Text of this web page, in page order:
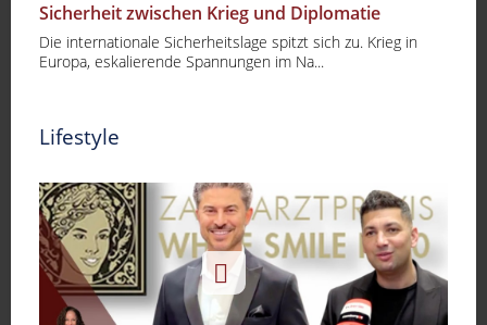
Sicherheit zwischen Krieg und Diplomatie
Die internationale Sicherheitslage spitzt sich zu. Krieg in
Europa, eskalierende Spannungen im Na...
Lifestyle